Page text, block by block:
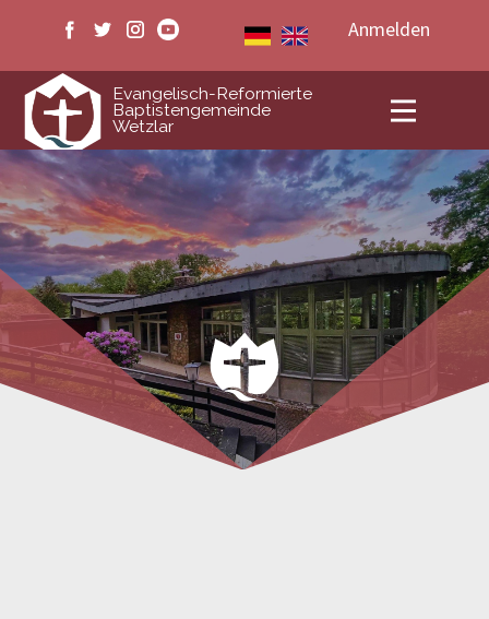
Anmelden
Evangelisch-Reformierte
Baptistengemeinde
Wetzlar
ERB Wetzlar
Veranstaltungen
Medien
Livestream
Kontakt